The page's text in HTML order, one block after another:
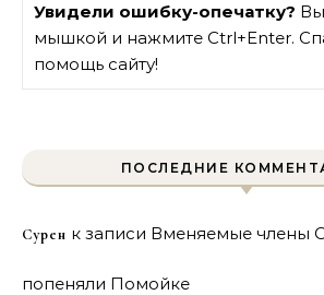
Увидели ошибку-опечатку?
мышкой и нажмите Ctrl+Enter.
помощь сайту!
ПОСЛЕДНИЕ
Сурен к записи Вменяемые члены
попеняли Помойке